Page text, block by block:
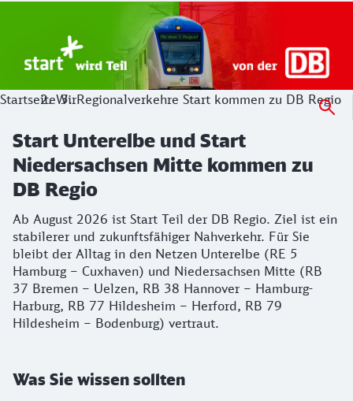
Start Unterelbe und Start
Ab August 2026 ist Start Teil der DB Regio. Ziel ist ein
StartseiteWirRegionalverkehre Start kommen zu DB Regio
Start Unterelbe und Start
Niedersachsen Mitte kommen zu
DB Regio
Ab August 2026 ist Start Teil der DB Regio. Ziel ist ein
stabilerer und zukunftsfähiger Nahverkehr. Für Sie
bleibt der Alltag in den Netzen Unterelbe (RE 5
Hamburg – Cuxhaven) und Niedersachsen Mitte (RB
37 Bremen – Uelzen, RB 38 Hannover – Hamburg-
Harburg, RB 77 Hildesheim – Herford, RB 79
Hildesheim – Bodenburg) vertraut.
Was Sie wissen sollten